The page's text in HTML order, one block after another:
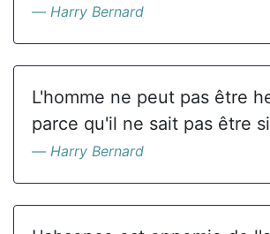
Harry Bernard
L'homme ne peut pas être
parce qu'il ne sait pas être
Harry Bernard